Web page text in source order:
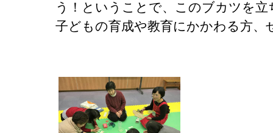
う！ということで、このブカツを立
子どもの育成や教育にかかわる方、